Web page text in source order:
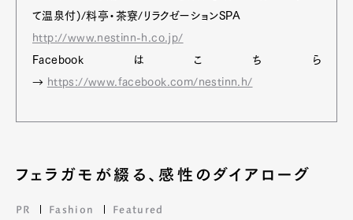
て温泉付)/料亭・茶寮/リラクゼーションSPA
http://www.nestinn-h.co.jp/
Facebookはこちら
→ https://www.facebook.com/nestinn.h/
フェラガモが綴る、感性のダイアローグ
PR Fashion Featured